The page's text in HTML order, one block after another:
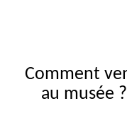
Comment
au musée ?